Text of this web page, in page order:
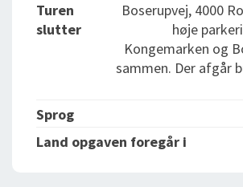
Turen
slutter
Boserupvej, 4000
høje
Kongemarken og
sammen. Der afgår
Sprog
Land opgaven foregår i